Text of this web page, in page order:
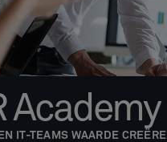
Academy
IT-TEAMS WAARDE